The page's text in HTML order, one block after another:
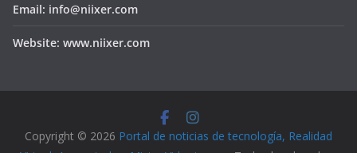
Email: info@niixer.com
Website: www.niixer.com
Copyright © 2026 Portal de noticias de tecnología, Realidad